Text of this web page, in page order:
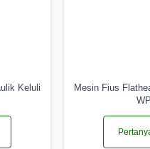
Keluli
Mesin Fius